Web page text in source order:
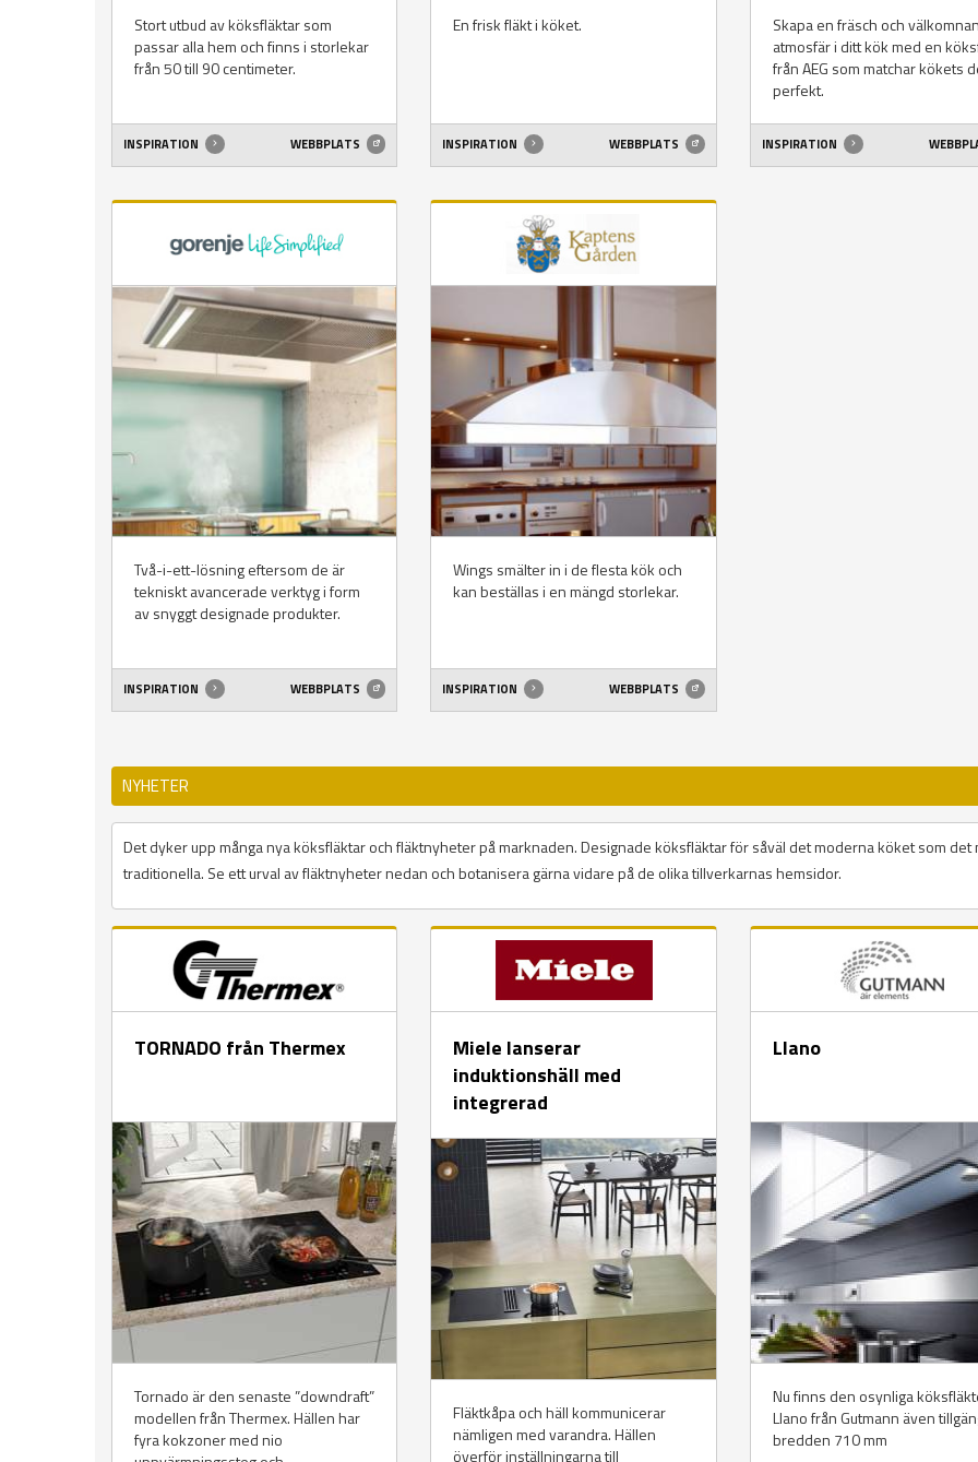
Stort utbud av köksfläktar som
passar alla hem och finns i storlekar
från 50 till 90 centimeter.
INSPIRATION WEBBPLATS
En frisk fläkt i köket.
INSPIRATION WEBBPLATS
Skapa en fräsch och
atmosfär i ditt kök med en
från AEG som matchar kökets
perfekt.
INSPIRATION
Två-i-ett-lösning eftersom de är
tekniskt avancerade verktyg i form
av snyggt designade produkter.
INSPIRATION WEBBPLATS
Wings smälter in i de flesta kök och
kan beställas i en mängd storlekar.
INSPIRATION WEBBPLATS
NYHETER
Det dyker upp många nya köksfläktar och fläktnyheter på marknaden. Designade köksfläktar för såväl det moderna köket som det
traditionella. Se ett urval av fläktnyheter nedan och botanisera gärna vidare på de olika tillverkarnas hemsidor.
TORNADO från Thermex
Tornado är den senaste ”downdraft”
modellen från Thermex. Hällen har
fyra kokzoner med nio
Miele lanserar
induktionshäll med
integrerad
Fläktkåpa och häll kommunicerar
nämligen med varandra. Hällen
överför inställningarna till
Llano
Nu finns den osynliga
Llano från Gutmann även
bredden 710 mm